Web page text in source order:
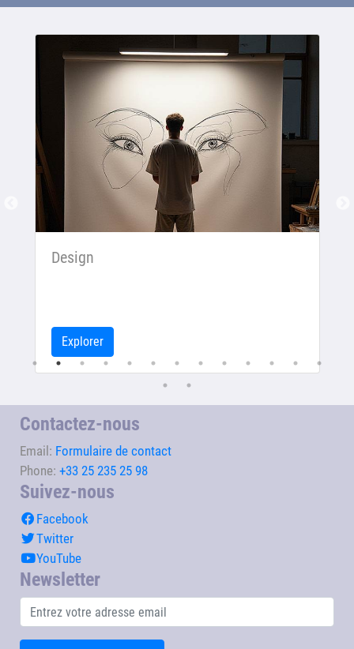
Design
Explorer
Contactez-nous
Email: Formulaire de contact
Phone: +33 25 235 25 98
Suivez-nous
Facebook
Twitter
YouTube
Newsletter